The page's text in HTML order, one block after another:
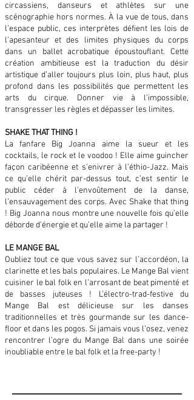
circassiens, danseurs et athlètes sur une
scénographie hors normes. À la vue de tous, dans
l’espace public, ces interprètes défient les lois de
l’apesanteur et des limites physiques du corps
dans un ballet acrobatique époustouflant. Cette
création ambitieuse est la traduction du désir
artistique d’aller toujours plus loin, plus haut, plus
profond dans les possibilités que permettent les
arts du cirque. Donner vie à l’impossible,
transgresser les règles et dépasser les limites.
SHAKE THAT THING !
La fanfare Big Joanna aime la sueur et les
cocktails, le rock et le voodoo ! Elle aime guincher
façon caribéenne et s’enivrer à l’éthio-Jazz. Mais
ce qu’elle chérit par-dessus tout, c’est sentir le
public céder à l’envoûtement de la danse,
l’ensauvagement des corps. Avec Shake that thing
! Big Joanna nous montre une nouvelle fois qu’elle
déborde d’énergie et qu’elle aime la partager !
LE MANGE BAL
Oubliez tout ce que vous savez sur l’accordéon, la
clarinette et les bals populaires. Le Mange Bal vient
cuisiner le bal folk en l’arrosant de beat pimenté et
de basses juteuses ! L’électro-trad-festive du
Mange Bal est délicieuse sur les danses
traditionnelles et très gourmande sur les dance-
floor et dans les pogos. Si jamais vous l’osez, venez
rencontrer l’ogre du Mange Bal dans une soirée
inoubliable entre le bal folk et la free-party !